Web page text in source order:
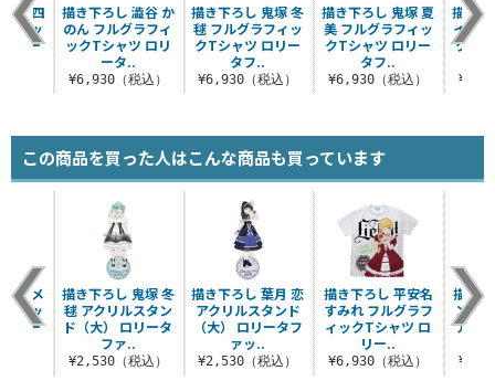
描き下ろし 鬼塚 冬
毬 フルグラフィッ
クTシャツ ロリー
タフ..
¥6,930（税込）
描き下ろし 鬼塚 夏
美 フルグラフィッ
クTシャツ ロリー
タフ..
¥6,930（税込）
描き下
イ フ
クTシ
菜 四
ィッ
リー
描き下ろし 澁谷 か
のん フルグラフィ
ックTシャツ ロリ
ータ..
¥6,930（税込）
この商品を買った人はこんな商品も買っています
描き下ろし 葉月 恋
アクリルスタンド
（大） ロリータフ
ァッ..
¥2,530（税込）
描き下ろし 平安名
すみれ フルグラフ
ィックTシャツ ロ
リー..
¥6,930（税込）
描き
ン・
アク
女 メ
ィッ
リー
描き下ろし 鬼塚 冬
毬 アクリルスタン
ド（大） ロリータ
ファ..
¥2,530（税込）